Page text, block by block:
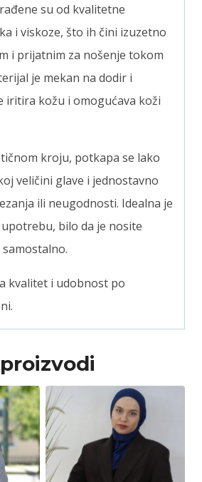
su od kvalitetne
i viskoze, što ih čini izuzetno
i prijatnim za nošenje tokom
je mekan na dodir i
iritira kožu i omogućava koži
kroju, potkapa se lako
veličini glave i jednostavno
ili neugodnosti. Idealna je
bilo da je nosite
kvalitet i udobnost po